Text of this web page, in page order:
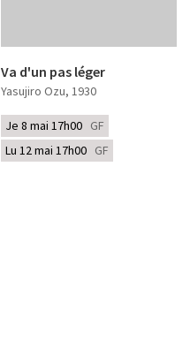
Va d'un pas léger
Yasujiro Ozu, 1930
Je 8 mai 17h00 GF
Lu 12 mai 17h00 GF